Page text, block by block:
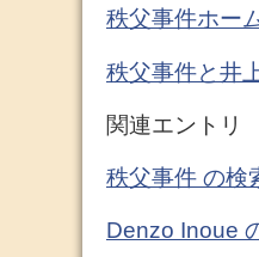
秩父事件ホー
秩父事件と井
関連エントリ
秩父事件 の検
Denzo Inoue